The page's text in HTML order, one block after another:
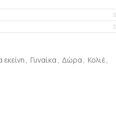
εκείνη , Γυναίκα , Δώρα , Κολιέ,